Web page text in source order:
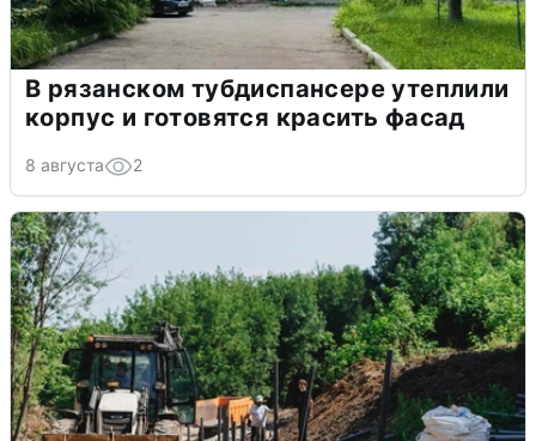
В рязанском тубдиспансере утеплили
корпус и готовятся красить фасад
8 августа 2